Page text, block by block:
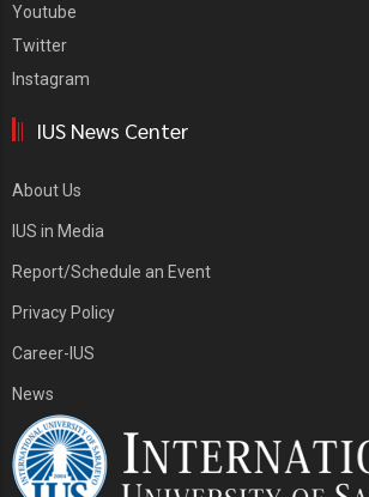
Youtube
Twitter
Instagram
IUS News Center
About Us
IUS in Media
Report/Schedule an Event
Privacy Policy
Career-IUS
News